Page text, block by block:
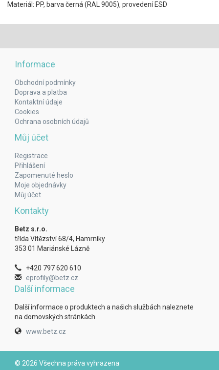
Materiál: PP, barva černá (RAL 9005), provedení ESD
Informace
Obchodní podmínky
Doprava a platba
Kontaktní údaje
Cookies
Ochrana osobních údajů
Můj účet
Registrace
Přihlášení
Zapomenuté heslo
Moje objednávky
Můj účet
Kontakty
Betz s.r.o.
třída Vítězství 68/4, Hamrníky
353 01 Mariánské Lázně
+420 797 620 610
eprofily@betz.cz
Další informace
Další informace o produktech a našich službách naleznete
na domovských stránkách.
www.betz.cz
© 2026 Všechna práva vyhrazena